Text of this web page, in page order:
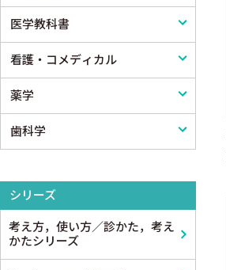
心臓・血管外科
消化器外科
小児外科
形成外科
スポーツ医学
産婦人科
医療制度
病院管理
医療統計
論文・医学情報
リハビリテーション技術
鍼灸・柔道整復
医学教科書
医学教科書
看護・コメディカル
看護
看護教科書
薬学
薬学
歯科学
シリーズ
考え方，使い方／診かた，考え
かたシリーズ